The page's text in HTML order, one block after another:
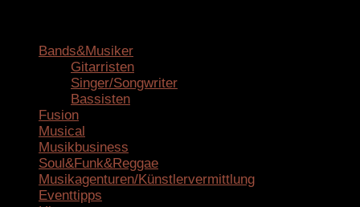
Bands&Musiker
Gitarristen
Singer/Songwriter
Bassisten
Fusion
Musical
Musikbusiness
Soul&Funk&Reggae
Musikagenturen/Künstlervermittlung
Eventtipps